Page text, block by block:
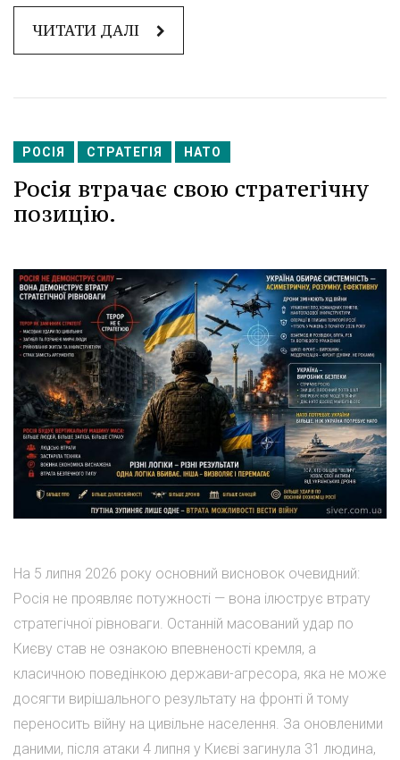
ЧИТАТИ ДАЛІ
РОСІЯ СТРАТЕГІЯ НАТО
Росія втрачає свою стратегічну
позицію.
На 5 липня 2026 року основний висновок очевидний:
Росія не проявляє потужності — вона ілюструє втрату
стратегічної рівноваги. Останній масований удар по
Києву став не ознакою впевненості кремля, а
класичною поведінкою держави-агресора, яка не може
досягти вирішального результату на фронті й тому
переносить війну на цивільне населення. За оновленими
даними, після атаки 4 липня у Києві загинула 31 людина,